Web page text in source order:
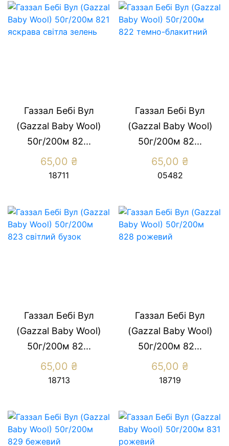
Газзал Бебі Вул
(Gazzal Baby Wool)
50г/200м 82...
65,00 ₴
18711
Газзал Бебі Вул
(Gazzal Baby Wool)
50г/200м 82...
65,00 ₴
05482
Газзал Бебі Вул
(Gazzal Baby Wool)
50г/200м 82...
65,00 ₴
18713
Газзал Бебі Вул
(Gazzal Baby Wool)
50г/200м 82...
65,00 ₴
18719